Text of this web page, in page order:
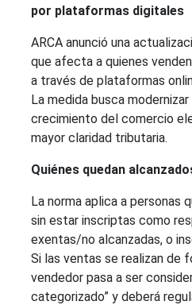
por plataformas digitales
ARCA anunció una
que afecta a quienes
a través de plataformas
La medida busca
crecimiento del comercio
mayor claridad tributaria.
Quiénes quedan
La norma aplica a personas
sin estar inscriptas como
exentas/no alcanzadas, o
Si las ventas se realizan de
vendedor pasa a ser
categorizado” y deberá